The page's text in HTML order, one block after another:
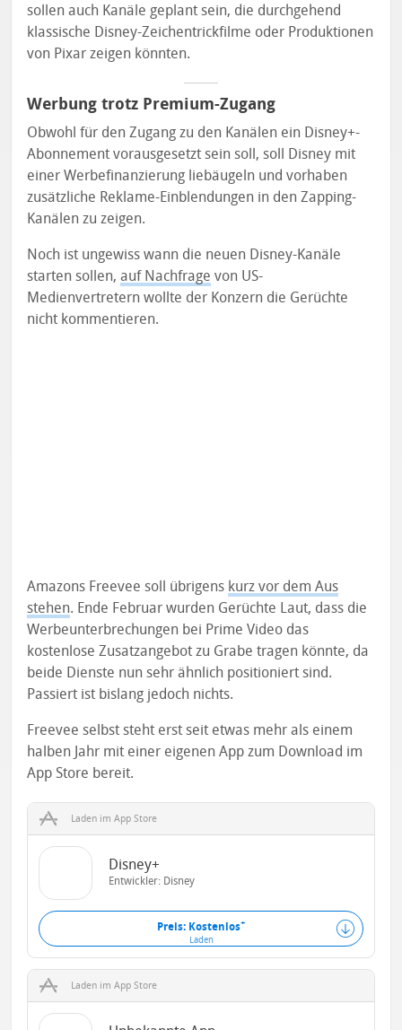
sollen auch Kanäle geplant sein, die durchgehend
klassische Disney-Zeichentrickfilme oder Produktionen
von Pixar zeigen könnten.
Werbung trotz Premium-Zugang
Obwohl für den Zugang zu den Kanälen ein Disney+-
Abonnement vorausgesetzt sein soll, soll Disney mit
einer Werbefinanzierung liebäugeln und vorhaben
zusätzliche Reklame-Einblendungen in den Zapping-
Kanälen zu zeigen.
Noch ist ungewiss wann die neuen Disney-Kanäle
starten sollen,auf Nachfrage von US-
Medienvertretern wollte der Konzern die Gerüchte
nicht kommentieren.
Amazons Freevee soll übrigens kurz vor dem Aus
stehen. Ende Februar wurden Gerüchte Laut, dass die
Werbeunterbrechungen bei Prime Video das
kostenlose Zusatzangebot zu Grabe tragen könnte, da
beide Dienste nun sehr ähnlich positioniert sind.
Passiert ist bislang jedoch nichts.
Freevee selbst steht erst seit etwas mehr als einem
halben Jahr mit einer eigenen App zum Download im
App Store bereit.
Laden im App Store
Disney+
Entwickler: Disney
Preis: Kostenlos+
Laden
Laden im App Store